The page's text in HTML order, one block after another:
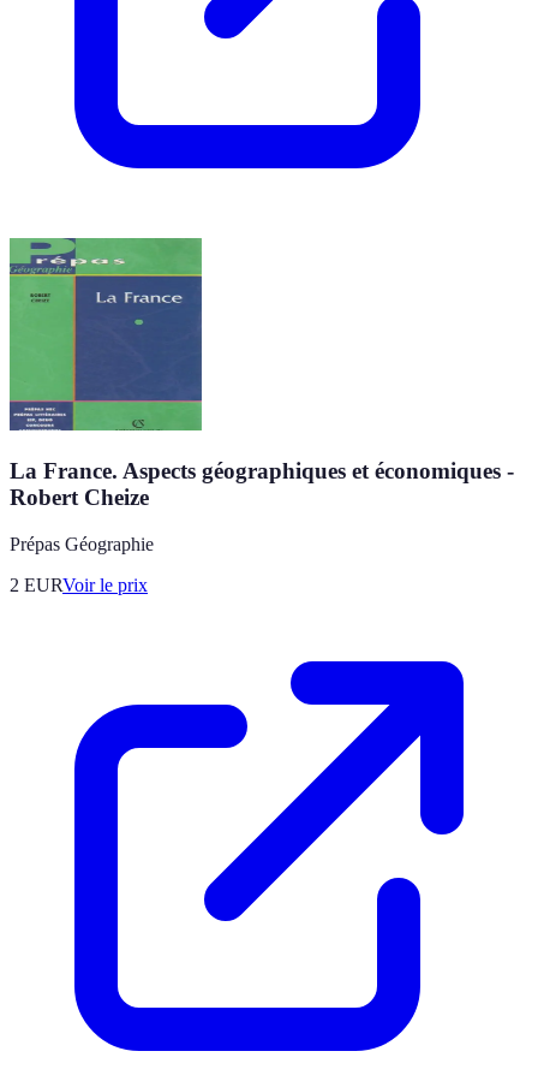
La France. Aspects géographiques et économiques -
Robert Cheize
Prépas Géographie
2 EURVoir le prix